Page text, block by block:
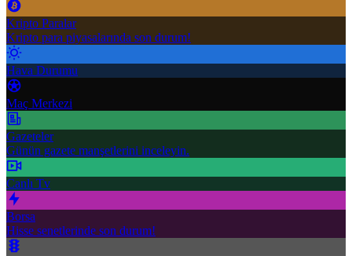
Kripto Paralar
Kripto para piyasalarında son durum!
Hava Durumu
Maç Merkezi
Gazeteler
Günün gazete manşetlerini inceleyin.
Canlı Tv
Borsa
Hisse senetlerinde son durum!